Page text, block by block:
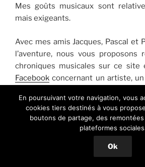
Mes goûts musicaux sont
mais exigeants.
Avec mes amis Jacques, Pascal et
l’aventure, nous vous proposons
chroniques musicales sur ce site
Facebook concernant un artiste,
Jacques qui possède une grande
l’idée de publier sesChronorock
très détaillé et documenté relatif
En poursuivant votre navigation, vous
cookies tiers destinés à vous
boutons de partage, des
plateformes
Ok